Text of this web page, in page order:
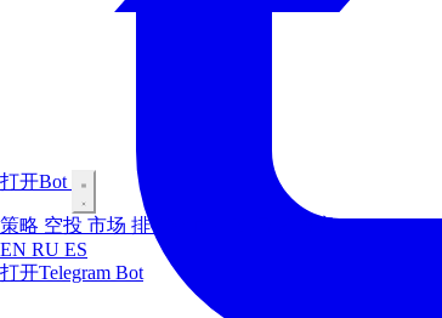
打开Bot
策略 空投 市场 排行榜
博客
EN RU ES
打开Telegram Bot